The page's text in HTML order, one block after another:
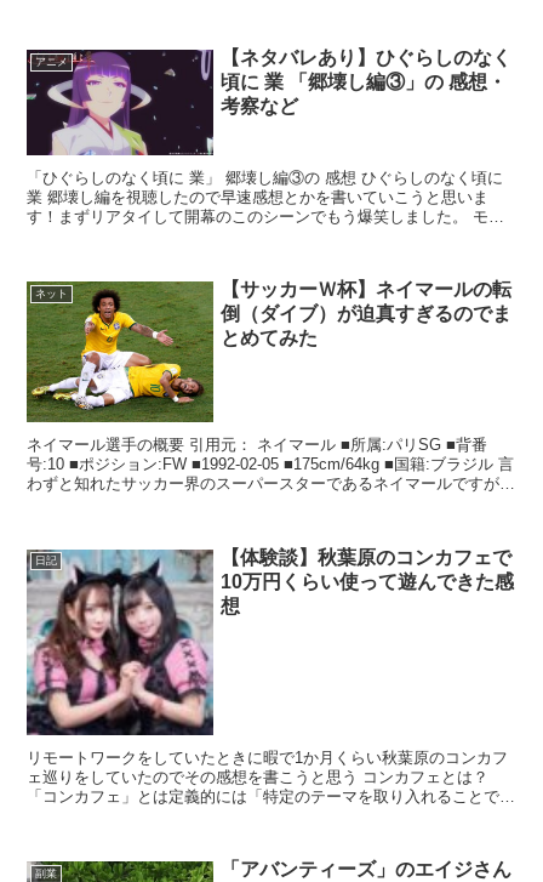
アニメ
【ネタバレあり】ひぐらしのなく
頃に 業 「郷壊し編③」の 感想・
考察など
「ひぐらしのなく頃に 業」 郷壊し編③の 感想 ひぐらしのなく頃に
業 郷壊し編を視聴したので早速感想とかを書いていこうと思いま
す！まずリアタイして開幕のこのシーンでもう爆笑しました。 モブ
ネット
【サッカーＷ杯】ネイマールの転
倒（ダイブ）が迫真すぎるのでま
とめてみた
ネイマール選手の概要 引用元： ネイマール ■所属:パリSG ■背番
号:10 ■ポジション:FW ■1992-02-05 ■175cm/64kg ■国籍:ブラジル 言
わずと知れたサッカー界のスーパースターであるネイマールですが、
日記
【体験談】秋葉原のコンカフェで
10万円くらい使って遊んできた感
想
リモートワークをしていたときに暇で1か月くらい秋葉原のコンカフ
ェ巡りをしていたのでその感想を書こうと思う コンカフェとは？
「コンカフェ」とは定義的には「特定のテーマを取り入れることで、
副業
「アバンティーズ」のエイジさん